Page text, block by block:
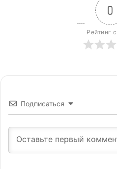
0
Рейтинг
Подписаться